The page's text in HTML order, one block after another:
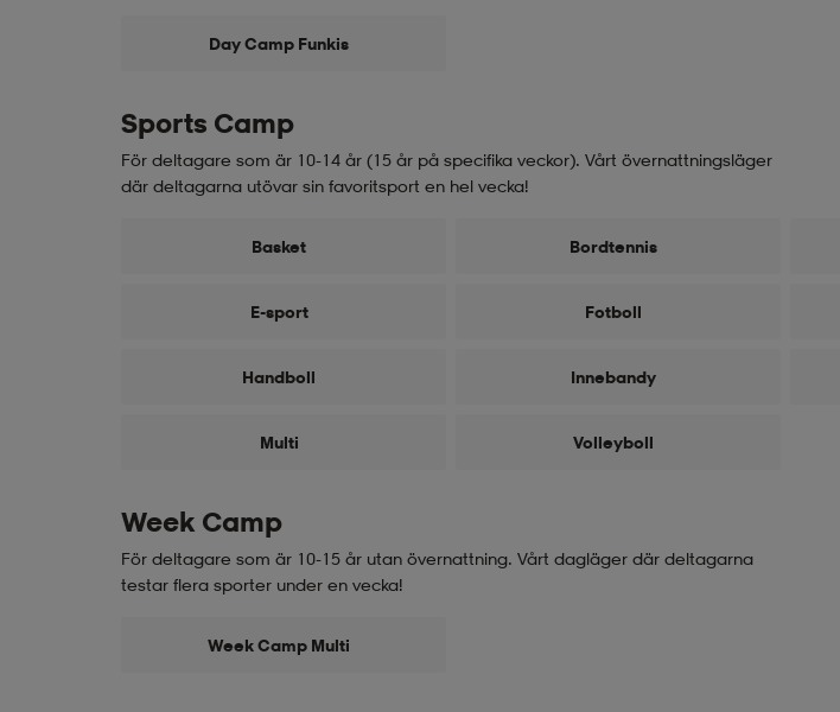
Day Camp Funkis
Sports Camp
För deltagare som är 10-14 år (15 år på specifika veckor). Vårt övernattningsläger
där deltagarna utövar sin favoritsport en hel vecka!
Basket Bordtennis
E-sport Fotboll
Handboll Innebandy
Multi Volleyboll
Week Camp
För deltagare som är 10-15 år utan övernattning. Vårt dagläger där deltagarna
testar flera sporter under en vecka!
Week Camp Multi